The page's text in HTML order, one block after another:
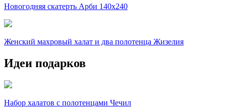
Новогодняя скатерть Арби 140х240
Женский махровый халат и два полотенца Жизелия
Идеи подарков
Набор халатов с полотенцами Чечил